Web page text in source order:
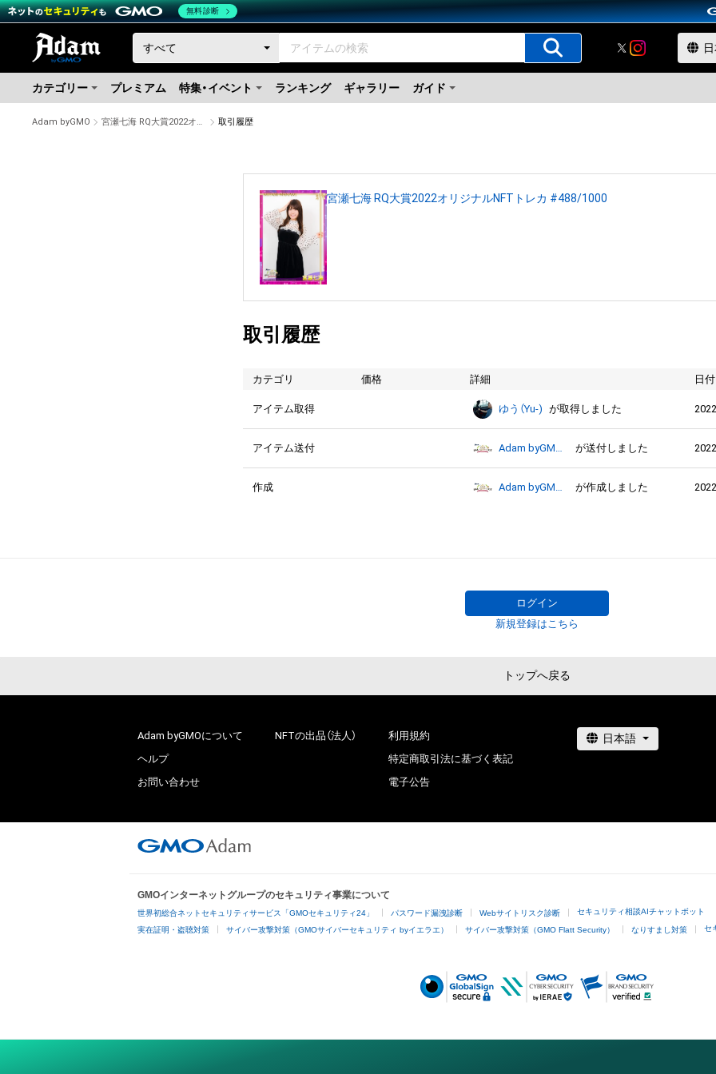
カテゴリー プレミアム 特集・イベント ランキング ギャラリー ガイド
Adam byGMO 宮瀬七海 RQ大賞2022オリジナルNFTトレカ #488/1000 取引履歴
宮瀬七海 RQ大賞2022オリジナルNFTトレカ #488/1000
取引履歴
カテゴリ 価格 詳細 日付
アイテム取得 ゆう（Yu-) が取得しました
アイテム送付 Adam byGMO日本レースクイーン大賞2022 が送付しました
作成 Adam byGMO日本レースクイーン大賞2022 が作成しました
ログイン
新規登録はこちら
トップへ戻る
Adam byGMOについて
ヘルプ
お問い合わせ
NFTの出品（法人）
利用規約
特定商取引法に基づく表記
電子公告
GMOインターネットグループのセキュリティ事業について
世界初総合ネットセキュリティサービス「GMOセキュリティ24」 パスワード漏洩診断 Webサイトリスク診断 セキュリティ相談AIチャットボット
実在証明・盗聴対策 サイバー攻撃対策（GMOサイバーセキュリティ byイエラエ） サイバー攻撃対策（GMO Flatt Security） なりすまし対策 セ
無料診断